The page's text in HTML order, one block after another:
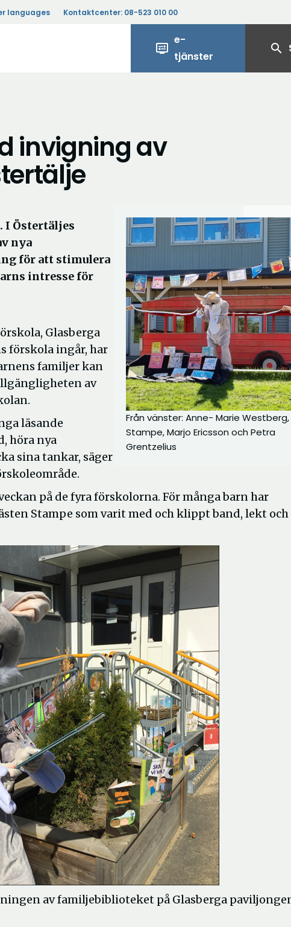
languages Kontaktcenter: 08-523 010 00
display_settings
e-
tjänster
search
invigning av
Från vänster: Anne- Marie Westberg,
Stampe, Marjo Ericsson och Petra
Grentzelius
I Östertäljes
nya
för att stimulera
intresse för
Glasberga
förskola ingår, har
familjer kan
av
läsande
höra nya
sina tankar, säger
på de fyra förskolorna. För många barn har
Stampe som varit med och klippt band, lekt och
av familjebiblioteket på Glasberga